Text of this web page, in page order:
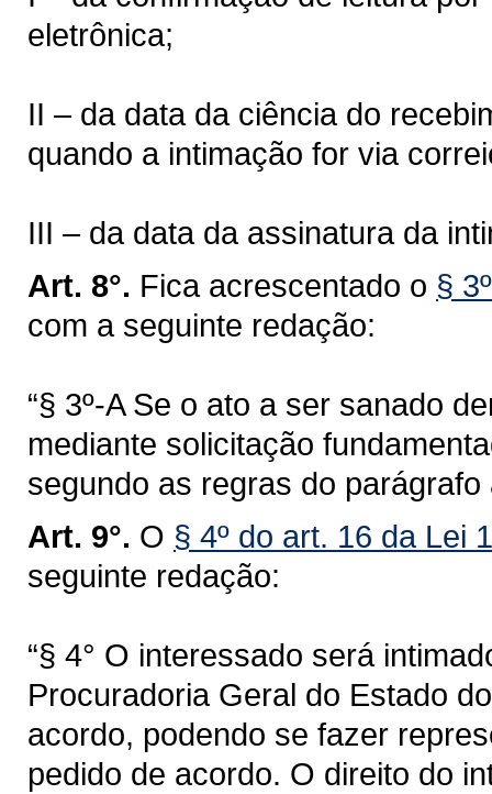
eletrônica;
II – da data da ciência do
quando a intimação for via
III – da data da assinatura da
Art. 8°. Fica acrescentado o §
com a seguinte redação:
“§ 3º-A Se o ato a ser sanado
mediante solicitação
segundo as regras do parágrafo
Art. 9°. O § 4º do art. 16 da Lei
seguinte redação:
“§ 4° O interessado será
Procuradoria Geral do Estado
acordo, podendo se fazer
pedido de acordo. O direito do